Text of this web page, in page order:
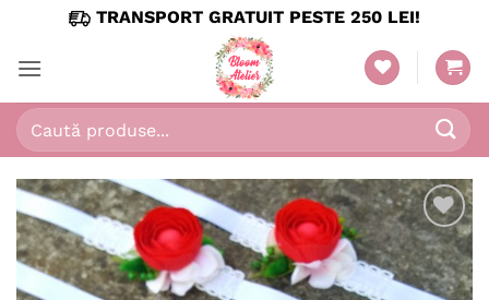
content
TRANSPORT GRATUIT PESTE 250 LEI!
Caută
după:
Adaugă
în
wishlist